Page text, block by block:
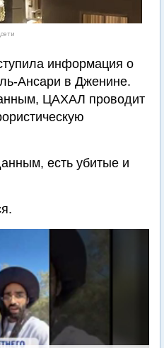
информация о
Ансари в Дженине.
ЦАХАЛ проводит
есть убитые и